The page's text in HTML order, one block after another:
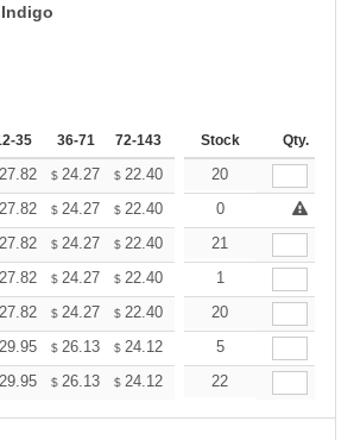
Indigo
35 36-71 72-143 144-287 288 + More
Stock Qty.
27.82 $ 24.27 $ 22.40 21.28
20
27.82 $ 24.27 $ 22.40 21.28
0
27.82 $ 24.27 $ 22.40 21.28
21
27.82 $ 24.27 $ 22.40 21.28
1
27.82 $ 24.27 $ 22.40 21.28
20
29.95 $ 26.13 $ 24.12 22.91
5
29.95 $ 26.13 $ 24.12 22.91
22